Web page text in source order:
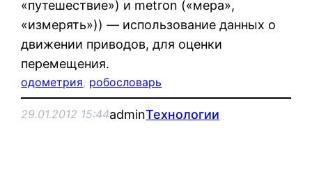
«путешествие») и metron («мера»,
«измерять»)) — использование данных о
движении приводов, для оценки
перемещения.
одометрия, робословарь
29.01.2012 15:44adminТехнологии